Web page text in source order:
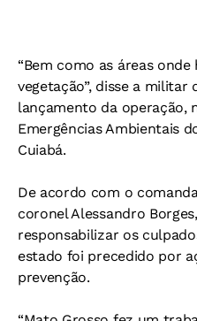
“Bem como as áreas
vegetação”, disse a
lançamento da operação,
Emergências Ambientais
Cuiabá.
De acordo com o
coronel Alessandro
responsabilizar os
estado foi precedido por
prevenção.